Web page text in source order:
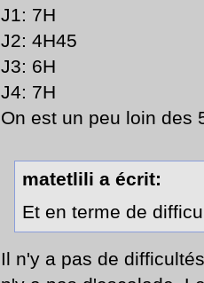
J1: 7H
J2: 4H45
J3: 6H
J4: 7H
On est un peu loin des
matetlili a écrit:
Et en terme de
Il n'y a pas de